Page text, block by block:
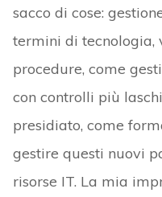
sacco di cose:
termini di
procedure, come
con controlli più
presidiato, come
gestire questi nuovi
risorse IT. La mia